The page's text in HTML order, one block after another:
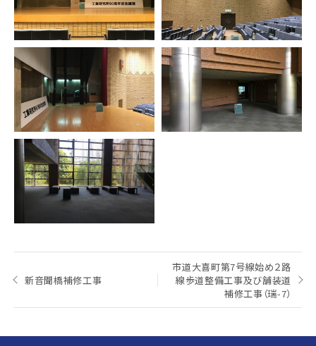
ナ
ゲ
シ
新音聞橋補修工事
市道大喜町第7号線始め２路
線歩道整備工事及び舗装道
補修工事（瑞-7）